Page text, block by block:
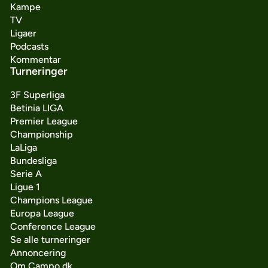
Kampe
TV
Ligaer
Podcasts
Kommentar
Turneringer
3F Superliga
Betinia LIGA
Premier League
Championship
LaLiga
Bundesliga
Serie A
Ligue 1
Champions League
Europa League
Conference League
Se alle turneringer
Annoncering